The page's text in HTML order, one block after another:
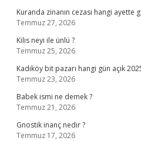
Kuranda zinanın cezası hangi ayette
Temmuz 27, 2026
Kilis neyi ile ünlü ?
Temmuz 25, 2026
Kadıköy bit pazarı hangi gün açık
Temmuz 23, 2026
Babek ismi ne demek ?
Temmuz 21, 2026
Gnostik inanç nedir ?
Temmuz 17, 2026